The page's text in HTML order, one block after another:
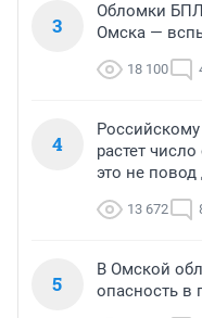
3
Обломки
Омска —
18 100
4
растет
это не повод
13 672
5
В Омской
опасность в